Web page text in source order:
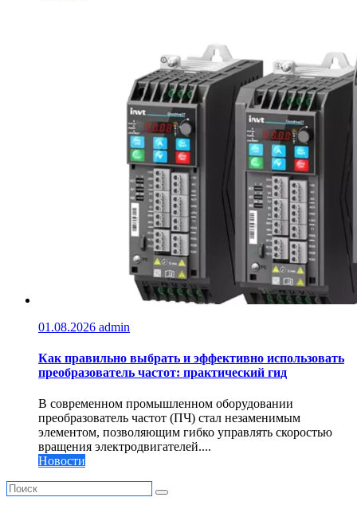
01.08.2026 admin
Как правильно выбрать и эффективно использовать
преобразователь частот: практический гид
В современном промышленном оборудовании
преобразователь частот (ПЧ) стал незаменимым
элементом, позволяющим гибко управлять скоростью
вращения электродвигателей....
Новости